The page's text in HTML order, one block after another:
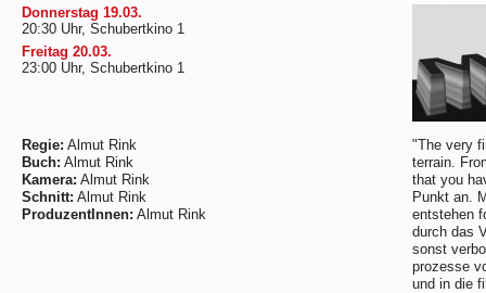
Donnerstag 19.03.
20:30 Uhr, Schubertkino 1
Freitag 20.03.
23:00 Uhr, Schubertkino 1
Regie: Almut Rink
Buch: Almut Rink
Kamera: Almut Rink
Schnitt: Almut Rink
ProduzentInnen: Almut Rink
"The very
terrain.
that you
Punkt an.
entstehen
durch das
sonst
prozesse
und in die